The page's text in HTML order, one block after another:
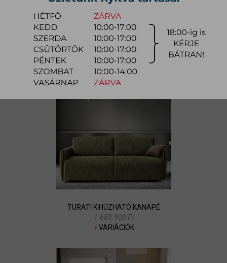
GIOTTO KIHÚZHATÓ KANAPÉ
1.668.600 Ft
+VARIÁCIÓK
TURATI KIHÚZHATÓ KANAPÉ
1.683.900 Ft
+VARIÁCIÓK